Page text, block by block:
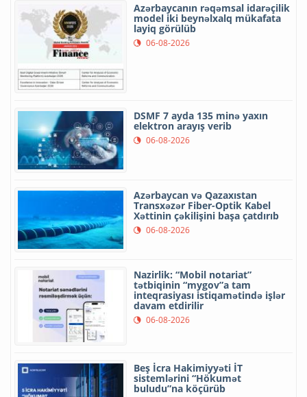
Azərbaycanın rəqəmsal idarəçilik
model iki beynəlxalq mükafata
layiq görülüb
06-08-2026
DSMF 7 ayda 135 minə yaxın
elektron arayış verib
06-08-2026
Azərbaycan və Qazaxıstan
Transxəzər Fiber-Optik Kabel
Xəttinin çəkilişini başa çatdırıb
06-08-2026
Nazirlik: “Mobil notariat”
tətbiqinin “mygov”a tam
inteqrasiyası istiqamətində işlər
davam etdirilir
06-08-2026
Beş İcra Hakimiyyəti İT
sistemlərini “Hökumət
buludu”na köçürüb